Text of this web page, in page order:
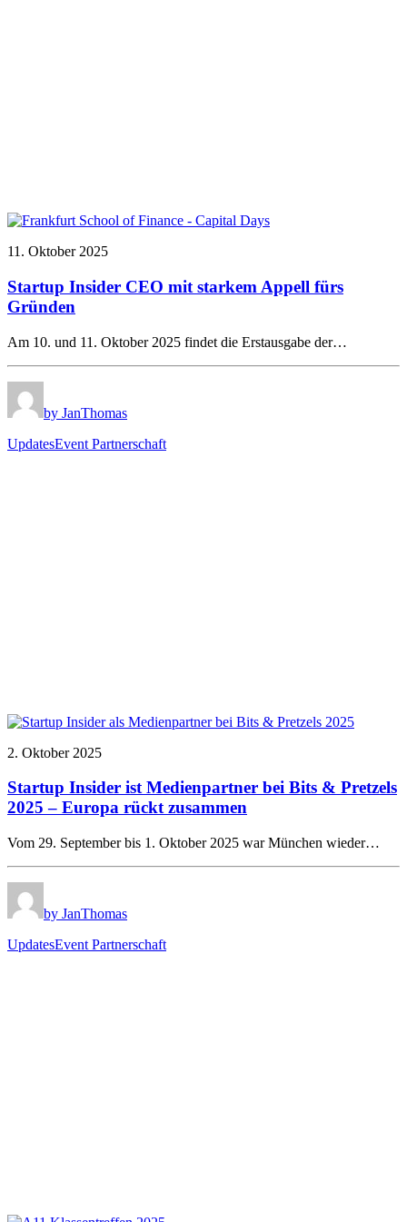
11. Oktober 2025
Startup Insider CEO mit starkem Appell fürs
Gründen
Am 10. und 11. Oktober 2025 findet die Erstausgabe der…
by JanThomas
UpdatesEvent Partnerschaft
2. Oktober 2025
Startup Insider ist Medienpartner bei Bits & Pretzels
2025 – Europa rückt zusammen
Vom 29. September bis 1. Oktober 2025 war München wieder…
by JanThomas
UpdatesEvent Partnerschaft